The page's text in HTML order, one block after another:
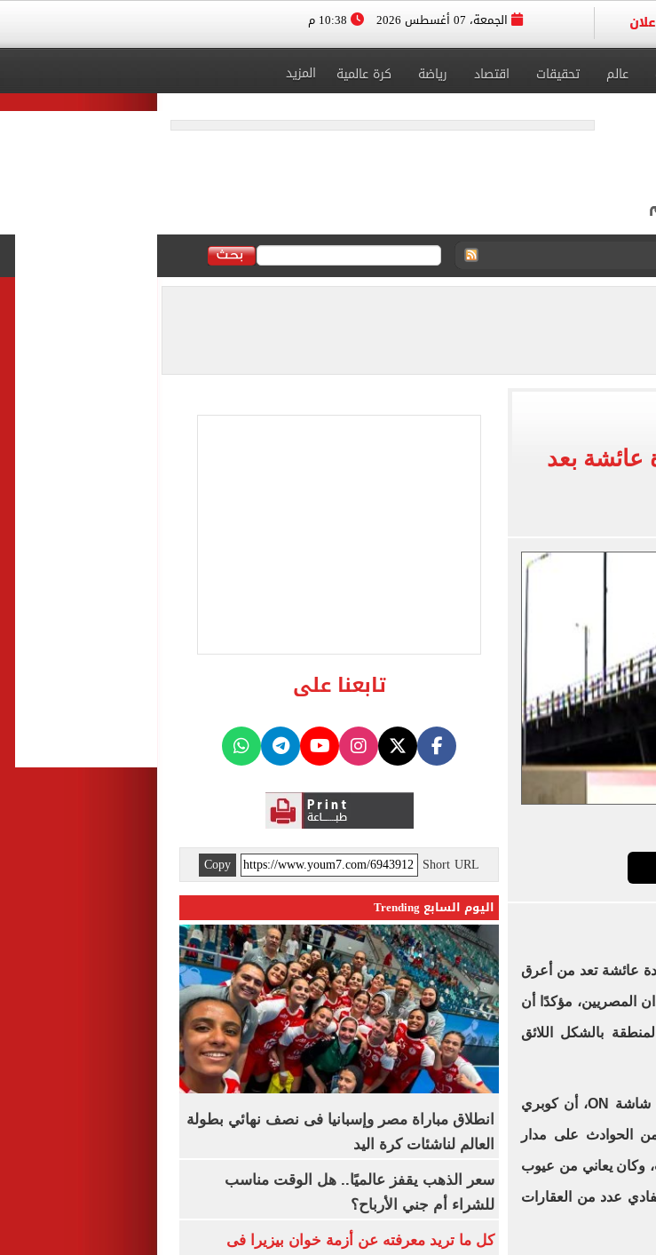
الجمعة، 07 أغسطس 2026
عالم تحقيقات اقتصاد رياضة كرة عالمية المزيد
لناشئات كرة اليد
عائشة بعد
عائشة تعد من أعرق
المصريين، مؤكدًا أن
بالشكل اللائق
وأضاف، خلال مداخلة هاتفية مع برنامج "كلمة أخيرة" على شاشة ON، أن كوبري
الحوادث على مدار
وكان يعاني من عيوب
عدد من العقارات
تابعنا على
Short URL
Copy
اليوم السابع Trending
انطلاق مباراة مصر وإسبانيا فى نصف نهائي بطولة
العالم لناشئات كرة اليد
سعر الذهب يقفز عالميًا.. هل الوقت مناسب
للشراء أم جني الأرباح؟
كل ما تريد معرفته عن أزمة خوان بيزيرا فى